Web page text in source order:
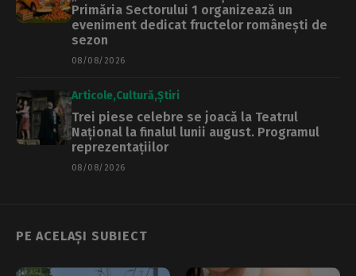
Primăria Sectorului 1 organizează un
eveniment dedicat fructelor românești de
sezon
08/08/2026
Articole Cultură Știri
Trei piese celebre se joacă la Teatrul
Național la finalul lunii august. Programul
reprezentațiilor
08/08/2026
PE ACELAȘI SUBIECT